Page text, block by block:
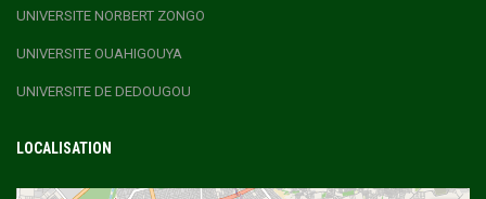
UNIVERSITE NORBERT ZONGO
UNIVERSITE OUAHIGOUYA
UNIVERSITE DE DEDOUGOU
LOCALISATION